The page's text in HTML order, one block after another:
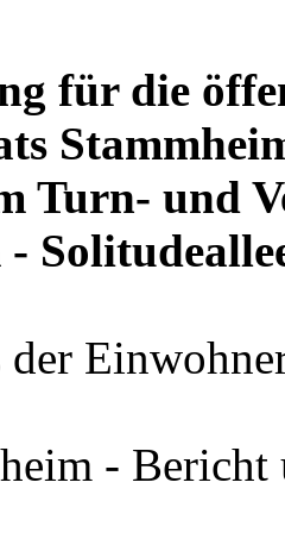
für die
Turn- und
der
- Bericht